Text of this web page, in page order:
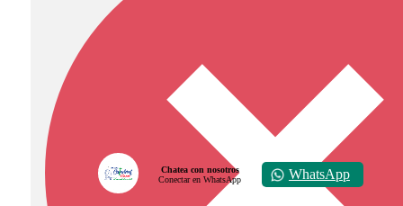
Chatea con nosotros
Conectar en WhatsApp
WhatsApp